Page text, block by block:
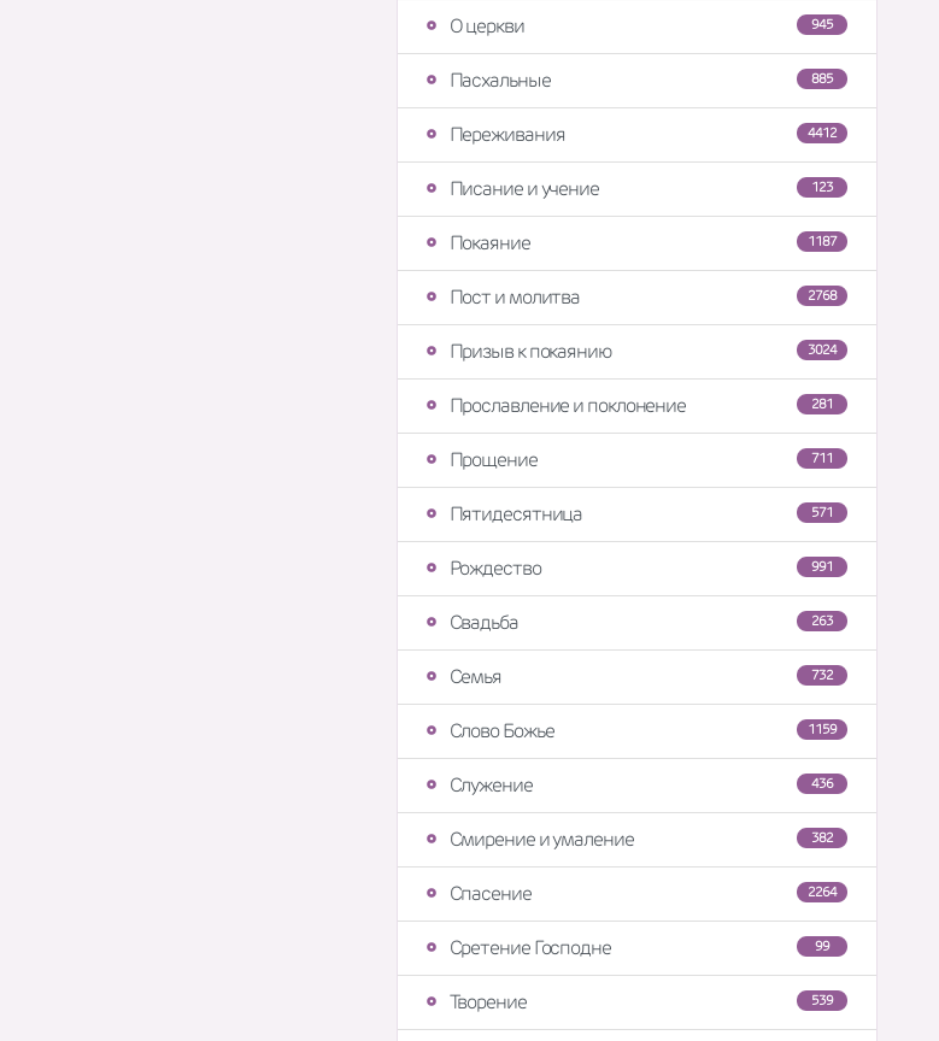
945
О церкви
885
Пасхальные
4412
Переживания
123
Писание и учение
1187
Покаяние
2768
Пост и молитва
3024
Призыв к покаянию
281
Прославление и поклонение
711
Прощение
571
Пятидесятница
991
Рождество
263
Свадьба
732
Семья
1159
Слово Божье
436
Служение
382
Смирение и умаление
2264
Спасение
99
Сретение Господне
539
Творение